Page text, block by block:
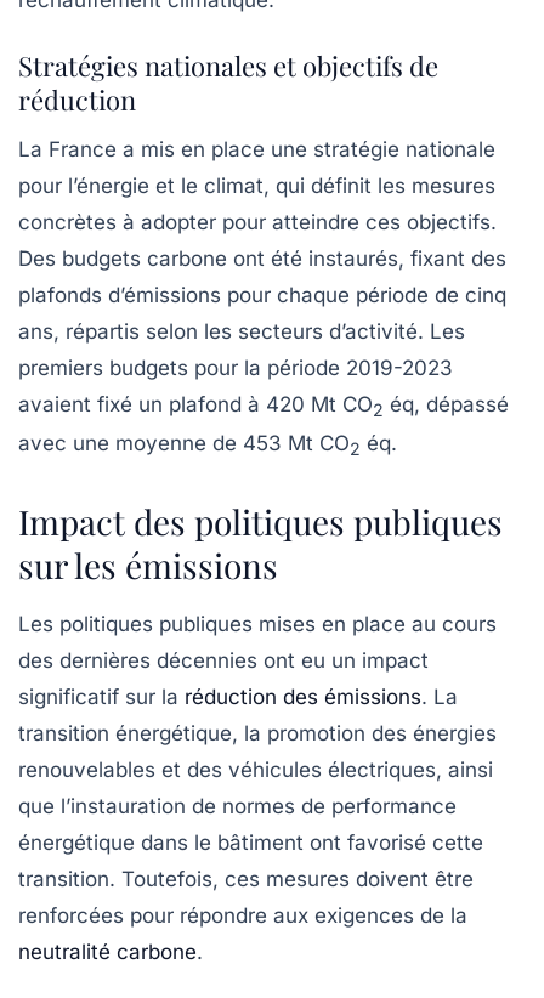
Stratégies nationales et objectifs de
réduction
La France a mis en place une stratégie nationale
pour l’énergie et le climat, qui définit les mesures
concrètes à adopter pour atteindre ces objectifs.
Des budgets carbone ont été instaurés, fixant des
plafonds d’émissions pour chaque période de cinq
ans, répartis selon les secteurs d’activité. Les
premiers budgets pour la période 2019-2023
avaient fixé un plafond à 420 Mt CO2 éq, dépassé
avec une moyenne de 453 Mt CO2 éq.
Impact des politiques publiques
sur les émissions
Les politiques publiques mises en place au cours
des dernières décennies ont eu un impact
significatif sur la réduction des émissions. La
transition énergétique, la promotion des énergies
renouvelables et des véhicules électriques, ainsi
que l’instauration de normes de performance
énergétique dans le bâtiment ont favorisé cette
transition. Toutefois, ces mesures doivent être
renforcées pour répondre aux exigences de la
neutralité carbone.